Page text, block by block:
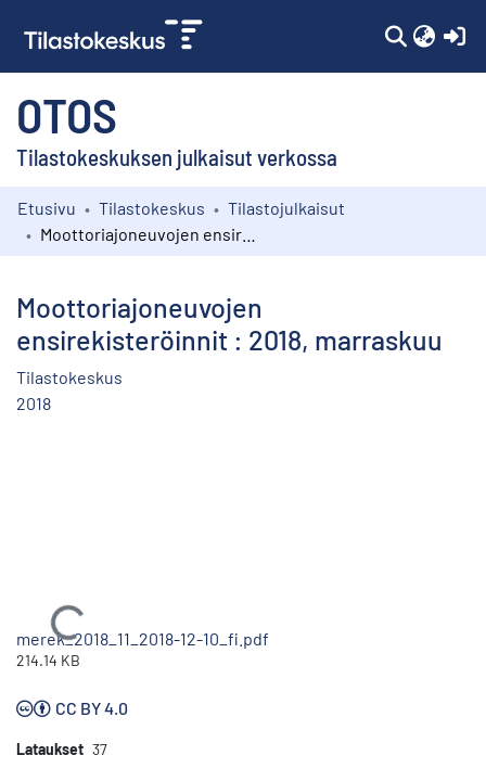
OTOS
Tilastokeskuksen julkaisut verkossa
Kokoelmat
Etusivu Tilastokeskus
Tilastojulkaisut
Moottoriajoneuvojen
ensirekisteröinnit : 2018, marraskuu
Tilastokeskus
2018
Ladataan...
merek_2018_11_2018-12-10_fi.pdf
214.14 KB
CC BY 4.0
Lataukset 37